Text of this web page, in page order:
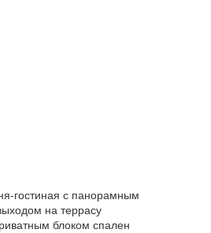
гостиная с панорамным
на террасу
блоком спален